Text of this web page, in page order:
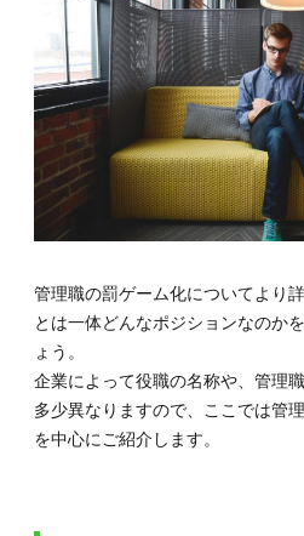
しい
価値
観と
は？
4-1.管
理職に
新しい
魅力を
性
4.2.
理職を
経た先
にある
キャリ
管理職の罰ゲーム化についてより
とは一体どんなポジションなのか
ょう。
企業によって役職の名称や、管理
多少異なりますので、ここでは管
を中心にご紹介します。